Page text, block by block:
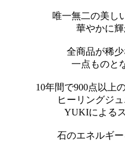
唯一無二の美し
華やかに輝
全商品が稀
一点ものと
10年間で900点以上
ヒーリングジ
YUKIによる
石のエネルギ